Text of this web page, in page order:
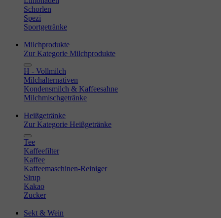
Schorlen
Spezi
Sportgetränke
Milchprodukte
Zur Kategorie Milchprodukte
H - Vollmilch
Milchalternativen
Kondensmilch & Kaffeesahne
Milchmischgetränke
Heißgetränke
Zur Kategorie Heißgetränke
Tee
Kaffeefilter
Kaffee
Kaffeemaschinen-Reiniger
Sirup
Kakao
Zucker
Sekt & Wein